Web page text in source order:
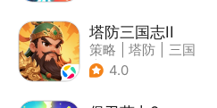
塔防三国志II
策略 塔防
三国
| 卡通
4.0